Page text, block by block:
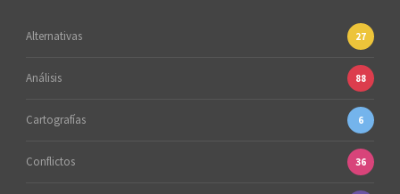
Alternativas 27
Análisis 88
Cartografías 6
Conflictos 36